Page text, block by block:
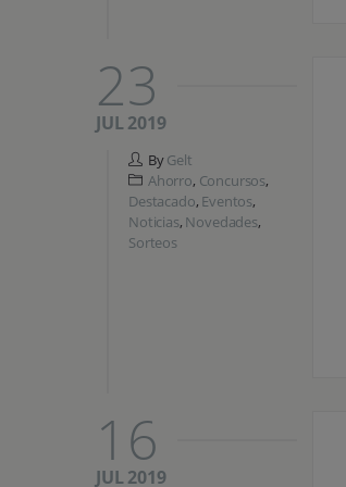
23
JUL 2019
ByGelt
Ahorro, Concursos,
Destacado, Eventos,
Noticias, Novedades,
Sorteos
16
JUL 2019